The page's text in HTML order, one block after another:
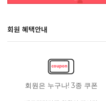
회원 혜택안내
회원은 누구나! 3종 쿠폰